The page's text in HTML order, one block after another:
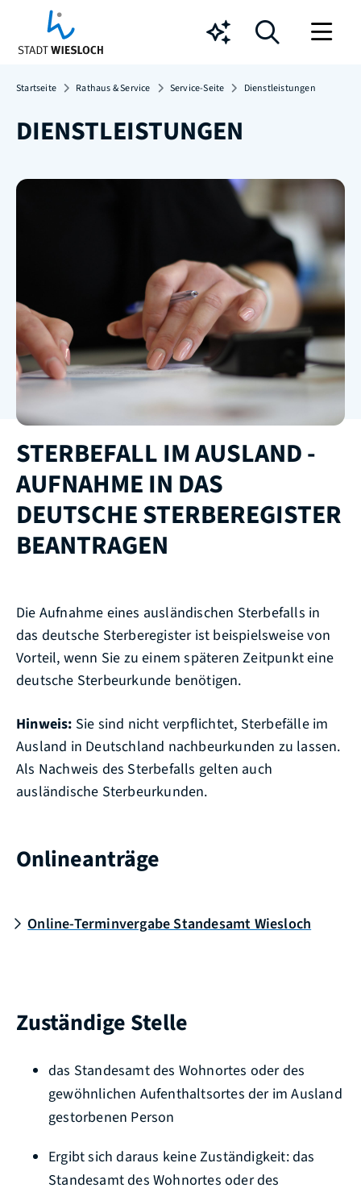
Chatbot
Startseite Rathaus & Service Service-Seite Dienstleistungen
DIENSTLEISTUNGEN
STERBEFALL IM AUSLAND -
AUFNAHME IN DAS
DEUTSCHE STERBEREGISTER
BEANTRAGEN
Die Aufnahme eines ausländischen Sterbefalls in
das deutsche Sterberegister ist beispielsweise von
Vorteil, wenn Sie zu einem späteren Zeitpunkt eine
deutsche Sterbeurkunde benötigen.
Hinweis: Sie sind nicht verpflichtet, Sterbefälle im
Ausland in Deutschland nachbeurkunden zu lassen.
Als Nachweis des Sterbefalls gelten auch
ausländische Sterbeurkunden.
Onlineanträge
Online-Terminvergabe Standesamt Wiesloch
Zuständige Stelle
das Standesamt des Wohnortes oder des
gewöhnlichen Aufenthaltsortes der im Ausland
gestorbenen Person
Ergibt sich daraus keine Zuständigkeit: das
Standesamt des Wohnortes oder des